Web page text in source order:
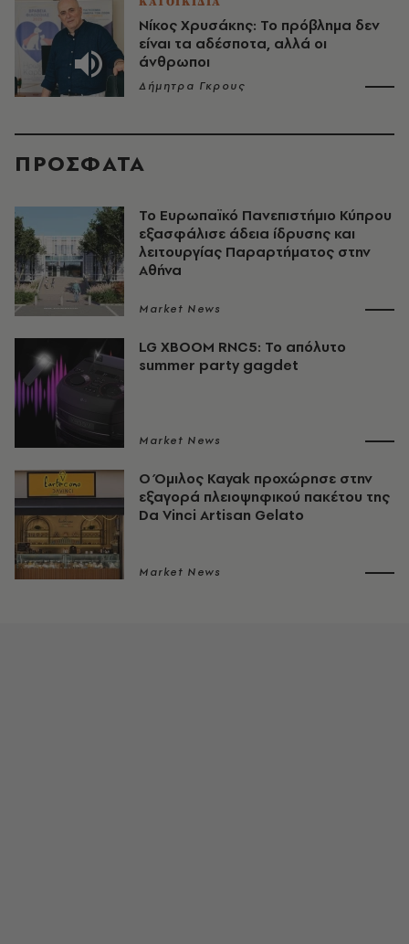
Νίκος Χρυσάκης: Το πρόβλημα δεν
είναι τα αδέσποτα, αλλά οι
άνθρωποι
Δήμητρα Γκρους
ΠΡΟΣΦΑΤΑ
Το Ευρωπαϊκό Πανεπιστήμιο Κύπρου
εξασφάλισε άδεια ίδρυσης και
λειτουργίας Παραρτήματος στην
Αθήνα
Market News
LG XBOOM RNC5: Το απόλυτο
summer party gagdet
Market News
Ο Όμιλος Kayak προχώρησε στην
εξαγορά πλειοψηφικού πακέτου της
Da Vinci Artisan Gelato
Market News